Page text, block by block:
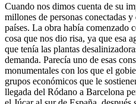
Cuando nos dimos cuenta de su
millones de personas conectadas
países. La obra había comenzado
cosa que nos dio risa, ya que esa
que tenía las plantas
demanda. Parecía uno de esas
monumentales con los que el
grupos económicos que le
llegada del Ródano a Barcelona